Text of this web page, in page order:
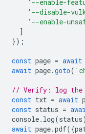
'--enable-
'--disable-
'--enable-
]
});
const page = await
await page.goto(
// Verify: log the
const txt = await
const status =
console. log(status
await page.pdf({